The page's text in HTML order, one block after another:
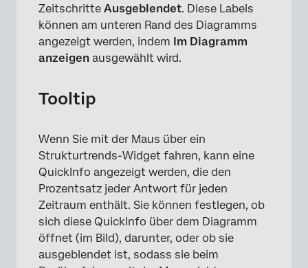
Zeitschritte Ausgeblendet. Diese Labels
können am unteren Rand des Diagramms
angezeigt werden, indem Im Diagramm
anzeigen ausgewählt wird.
Tooltip
Wenn Sie mit der Maus über ein
Strukturtrends-Widget fahren, kann eine
QuickInfo angezeigt werden, die den
Prozentsatz jeder Antwort für jeden
Zeitraum enthält. Sie können festlegen, ob
sich diese QuickInfo über dem Diagramm
öffnet (im Bild), darunter, oder ob sie
ausgeblendet ist, sodass sie beim